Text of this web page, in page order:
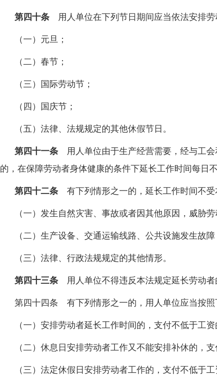
第四十条 用人单位在下列节日期间应当依法安排劳
（一）元旦；
（二）春节；
（三）国际劳动节；
（四）国庆节；
（五）法律、法规规定的其他休假节日。
第四十一条 用人单位由于生产经营需要，经与工
的，在保障劳动者身体健康的条件下延长工作时间每日
第四十二条 有下列情形之一的，延长工作时间不
（一）发生自然灾害、事故或者因其他原因，威胁
（二）生产设备、交通运输线路、公共设施发生故
（三）法律、行政法规规定的其他情形。
第四十三条 用人单位不得违反本法规定延长劳动者
第四十四条 有下列情形之一的，用人单位应当按
（一）安排劳动者延长工作时间的，支付不低于工
（二）休息日安排劳动者工作又不能安排补休的，
（三）法定休假日安排劳动者工作的，支付不低于